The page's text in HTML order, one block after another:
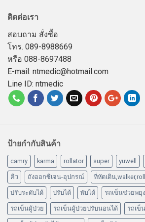
ติดต่อเรา
สอบถาม สั่งซื้อ
โทร. 089-8988669
หรือ 088-8697488
E-mail: ntmedic@hotmail.com
Line ID: ntmedic
ป้ายกำกับสินค้า
camry karma rollator super yuwell
คิว ถังออกซิเจน-อุปกรณ์ ที่หัดเดิน
ปรับระดับได้ ปรับได้ พับได้ รถเข็นช่วยพยุ
รถเข็นผู้ป่วย รถเข็นผู้ป่วยปรับนอนได้ รถเข็